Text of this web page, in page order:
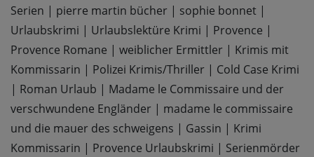
Serien | pierre martin bücher | sophie bonnet |
Urlaubskrimi | Urlaubslektüre Krimi | Provence |
Provence Romane | weiblicher Ermittler | Krimis mit
Kommissarin | Polizei Krimis/Thriller | Cold Case Krimi
| Roman Urlaub | Madame le Commissaire und der
verschwundene Engländer | madame le commissaire
und die mauer des schweigens | Gassin | Krimi
Kommissarin | Provence Urlaubskrimi | Serienmörder